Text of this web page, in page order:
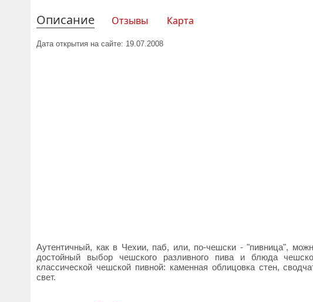
Описание Отзывы Карта
Дата открытия на сайте: 19.07.2008
Аутентичный, как в Чехии, паб, или, по-чешски - "пивница",
достойный выбор чешского разливного пива и блюда
классической чешской пивной: каменная облицовка стен,
свет.